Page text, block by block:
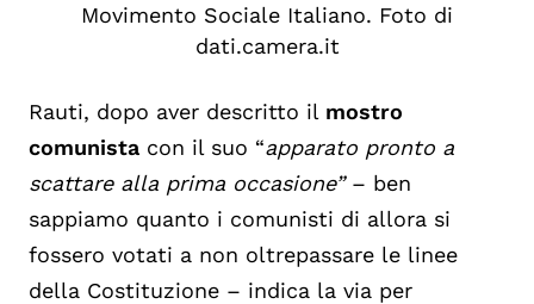
Movimento Sociale Italiano. Foto di
dati.camera.it
Rauti, dopo aver descritto il mostro
comunista con il suo “apparato pronto a
scattare alla prima occasione” – ben
sappiamo quanto i comunisti di allora si
fossero votati a non oltrepassare le linee
della Costituzione – indica la via per